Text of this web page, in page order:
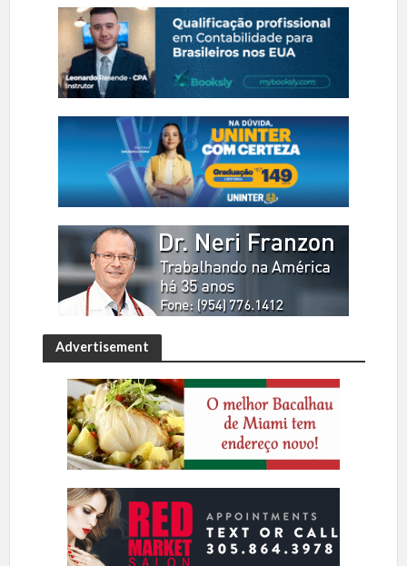
Advertisement